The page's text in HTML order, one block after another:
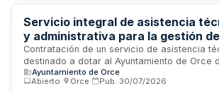
realiza mediante un equipo multidisciplinar
en energía, instalaciones, medio ambiente
descarbonización.
Servicio integral de asistencia
y administrativa para la gestión
financiadas en el Ayuntamiento
Contratación de un servicio de asistencia
destinado a dotar al Ayuntamiento de Orce
especializado para la correcta
ejecución, seguimiento, publicidad,
Ayuntamiento de Orce
Abierto
Orce Pub. 30/07/2026